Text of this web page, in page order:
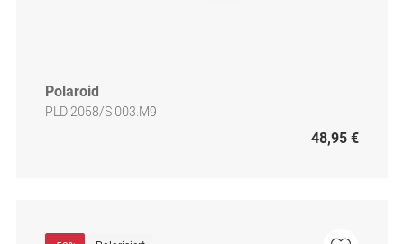
Polaroid
PLD 2058/S 003.M9
48,95 €